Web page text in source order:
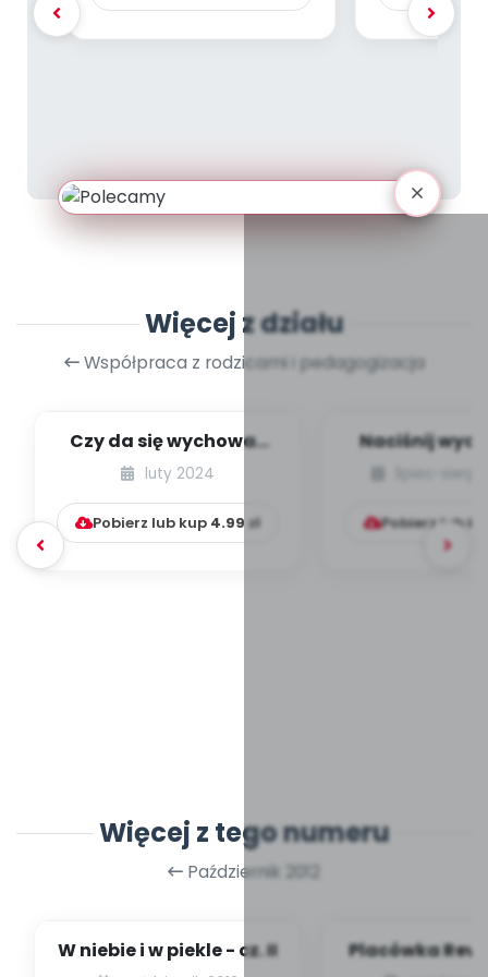
Więcej z działu
Współpraca z rodzicami i pedagogizacja
Czy da się wychować
dziecko bez kar i
nagród?
luty 2024
Pobierz lub kup 4.99 zł
Naciśnij
czyli
zabawki nie
Pobierz lub
Więcej z tego numeru
Październik 2012
W niebie i w piekle - cz. II
Placówka